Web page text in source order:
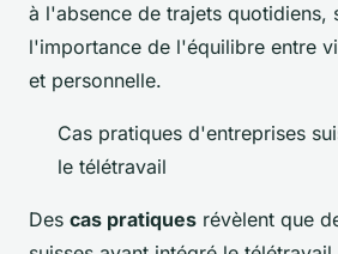
à l'absence de trajets quotidiens,
l'importance de l'équilibre entre
et personnelle.
Cas pratiques d'entreprises
le télétravail
Des cas pratiques révèlent que